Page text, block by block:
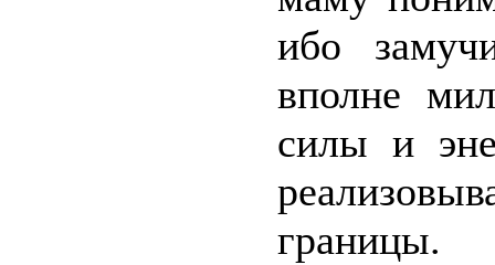
ибо
вполне
силы и
границы.